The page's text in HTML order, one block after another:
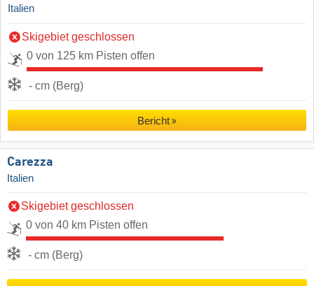
Italien
Skigebiet geschlossen
0 von 125 km Pisten offen
- cm (Berg)
Bericht
Carezza
Italien
Skigebiet geschlossen
0 von 40 km Pisten offen
- cm (Berg)